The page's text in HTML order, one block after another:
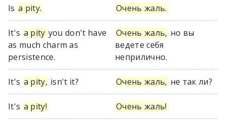
Is a pity. Очень жаль.
It's a pity you don't have
as much charm as
persistence.
Очень жаль, но вы
ведете себя
неприлично.
It's a pity, isn't it? Очень жаль, не так ли?
It's a pity! Очень жаль!